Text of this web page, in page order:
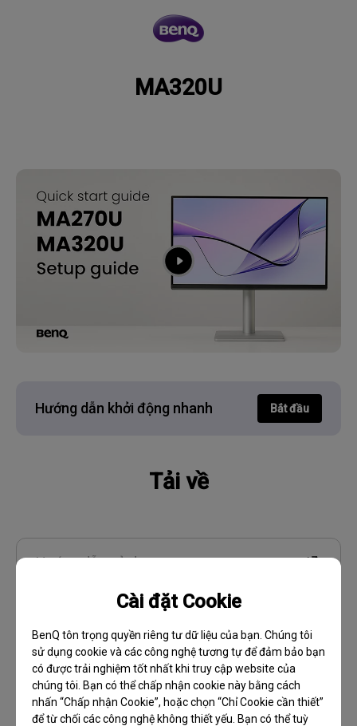
Cài đặt Cookie
BenQ tôn trọng quyền riêng tư dữ liệu của bạn. Chúng tôi
sử dụng cookie và các công nghệ tương tự để đảm bảo bạn
có được trải nghiệm tốt nhất khi truy cập website của
chúng tôi. Bạn có thể chấp nhận cookie này bằng cách
nhấn “Chấp nhận Cookie”, hoặc chọn “Chỉ Cookie cần thiết”
để từ chối các công nghệ không thiết yếu. Bạn có thể tuỳ
MA320U
Hướng dẫn khởi động nhanh Bắt đầu
Tải về
Hướng dẫn sử dụng
Bảo hành